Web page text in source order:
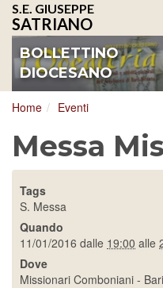
S.E. GIUSEPPE
SATRIANO
BOLLETTINO
DIOCESANO
Home Eventi
Messa
Tags
S. Messa
Quando
11/01/2016 dalle 19:00 alle
Dove
Missionari Comboniani - Bari